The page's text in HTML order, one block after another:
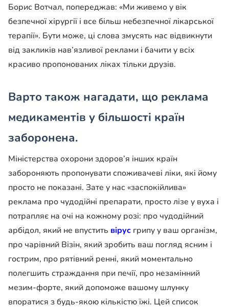
Борис Вотчал, попереджав: «Ми живемо у вік
безпечної хірургії і все більш небезпечної лікарської
терапії». Бути може, ці слова змусять нас відвикнути
від закликів нав’язливої ​​реклами і бачити у всіх
красиво пропонованих ліках тільки друзів.
Варто також нагадати, що реклама
медикаментів у більшості країн
заборонена.
Міністерства охорони здоров’я інших країн
забороняють пропонувати споживачеві ліки, які йому
просто не показані. Зате у нас «заспокійлива»
реклама про чудодійні препарати, просто лізе у вуха і
потрапляє на очі на кожному розі: про чудодійний
арбідол, який не впустить вірус грипу у ваш організм,
про чарівний Візін, який зробить ваш погляд ясним і
гострим, про рятівний ренні, який моментально
полегшить страждання при печії, про незамінний
мезим-форте, який допоможе вашому шлунку
впоратися з будь-якою кількістю їжі. Цей список